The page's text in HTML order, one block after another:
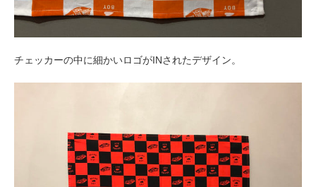
チェッカーの中に細かいロゴがINされたデザイン。